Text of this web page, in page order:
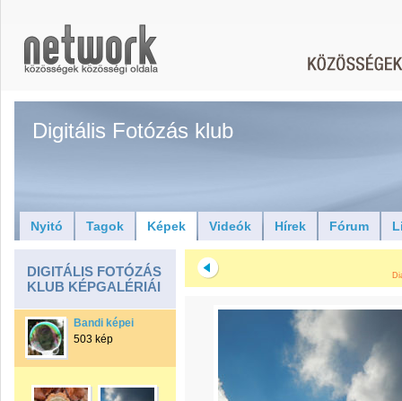
Digitális Fotózás klub
Nyitó Tagok Képek Videók Hírek Fórum
DIGITÁLIS FOTÓZÁS
KLUB KÉPGALÉRIÁI
Bandi képei
503 kép